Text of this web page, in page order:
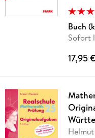
Buch
Sofort
17,95 €